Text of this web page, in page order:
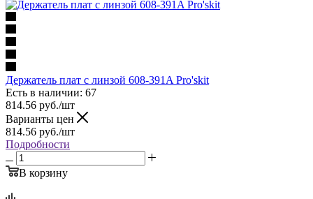
Держатель плат с линзой 608-391A Pro'skit
Есть в наличии: 67
814.56 руб./шт
Варианты цен
814.56 руб./шт
Подробности
В корзину